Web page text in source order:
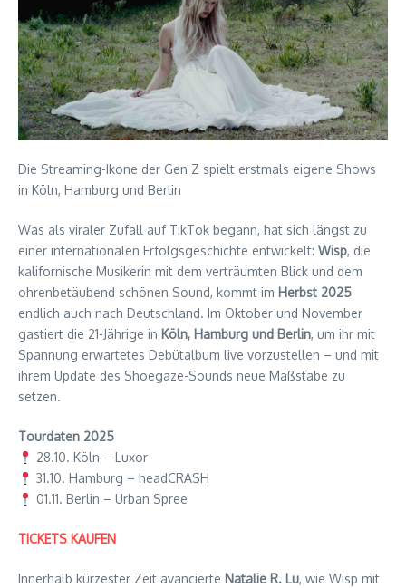
Die Streaming-Ikone der Gen Z spielt erstmals eigene Shows
in Köln, Hamburg und Berlin
Was als viraler Zufall auf TikTok begann, hat sich längst zu
einer internationalen Erfolgsgeschichte entwickelt: Wisp, die
kalifornische Musikerin mit dem verträumten Blick und dem
ohrenbetäubend schönen Sound, kommt im Herbst 2025
endlich auch nach Deutschland. Im Oktober und November
gastiert die 21-Jährige in Köln, Hamburg und Berlin, um ihr mit
Spannung erwartetes Debütalbum live vorzustellen – und mit
ihrem Update des Shoegaze-Sounds neue Maßstäbe zu
setzen.
Tourdaten 2025
28.10. Köln – Luxor
31.10. Hamburg – headCRASH
01.11. Berlin – Urban Spree
TICKETS KAUFEN
Innerhalb kürzester Zeit avancierte Natalie R. Lu, wie Wisp mit